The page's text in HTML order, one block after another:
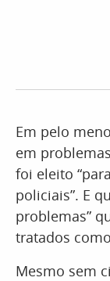
Em pelo
em
foi eleito
policiais”. E
problemas”
tratados
Mesmo sem